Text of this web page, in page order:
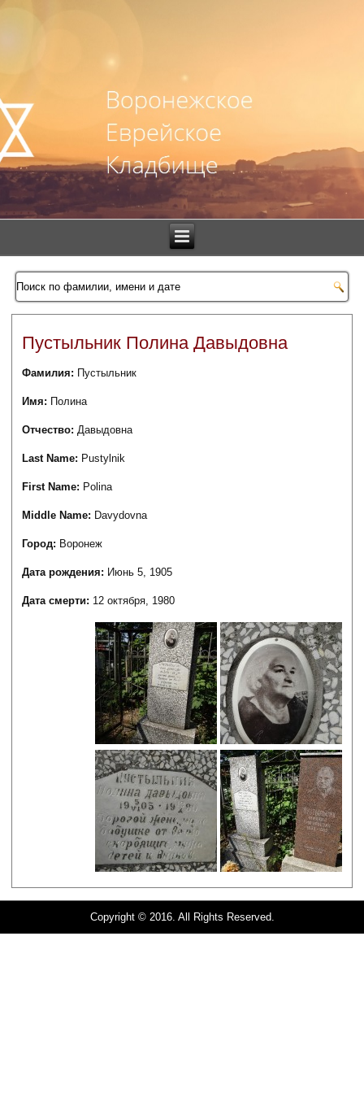
Пустыльник Полина Давыдовна
Фамилия: Пустыльник
Имя: Полина
Отчество:Давыдовна
Last Name: Pustylnik
First Name: Polina
Middle Name: Davydovna
Город: Воронеж
Дата рождения: Июнь 5, 1905
Дата смерти: 12 октября, 1980
Copyright © 2016. All Rights Reserved.